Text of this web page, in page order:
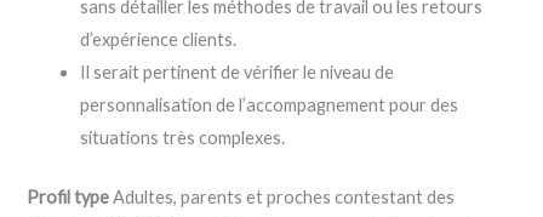
sans détailler les méthodes de travail ou les retours
d’expérience clients.
Il serait pertinent de vérifier le niveau de
personnalisation de l’accompagnement pour des
situations très complexes.
Profil typeAdultes, parents et proches contestant des